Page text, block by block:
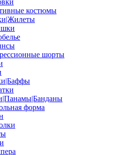
костюмы
шорты
форма